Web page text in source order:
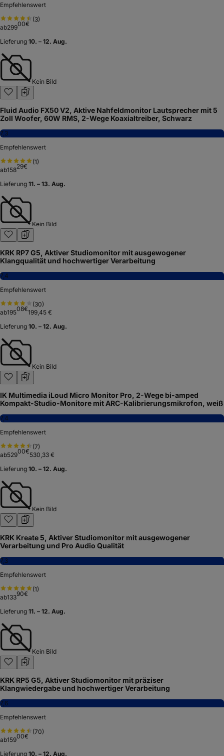
Empfehlenswert
(3)
ab29900€
Lieferung 10. – 12. Aug.
Kein Bild
Fluid Audio FX50 V2, Aktive Nahfeldmonitor Lautsprecher mit 5
Zoll Woofer, 60W RMS, 2-Wege Koaxialtreiber, Schwarz
7,3
Empfehlenswert
(1)
ab15829€
Lieferung 11. – 13. Aug.
Kein Bild
KRK RP7 G5, Aktiver Studiomonitor mit ausgewogener
Klangqualität und hochwertiger Verarbeitung
7,4
Empfehlenswert
(30)
ab19508€199,45 €
Lieferung 10. – 12. Aug.
Kein Bild
IK Multimedia iLoud Micro Monitor Pro, 2-Wege bi-amped
Kompakt-Studio-Monitore mit ARC-Kalibrierungsmikrofon, weiß
7,4
Empfehlenswert
(7)
ab52900€530,33 €
Lieferung 10. – 12. Aug.
Kein Bild
KRK Kreate 5, Aktiver Studiomonitor mit ausgewogener
Verarbeitung und Pro Audio Qualität
7,3
Empfehlenswert
(1)
ab13390€
Lieferung 11. – 12. Aug.
Kein Bild
KRK RP5 G5, Aktiver Studiomonitor mit präziser
Klangwiedergabe und hochwertiger Verarbeitung
7,6
Empfehlenswert
(70)
ab15900€
Lieferung 10. – 12. Aug.